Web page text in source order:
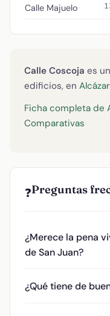
Calle Majuelo
Calle Coscoja es
edificios, en
Ficha completa de
Comparativas
❓Preguntas
¿Merece la pena
de San Juan?
¿Qué tiene de